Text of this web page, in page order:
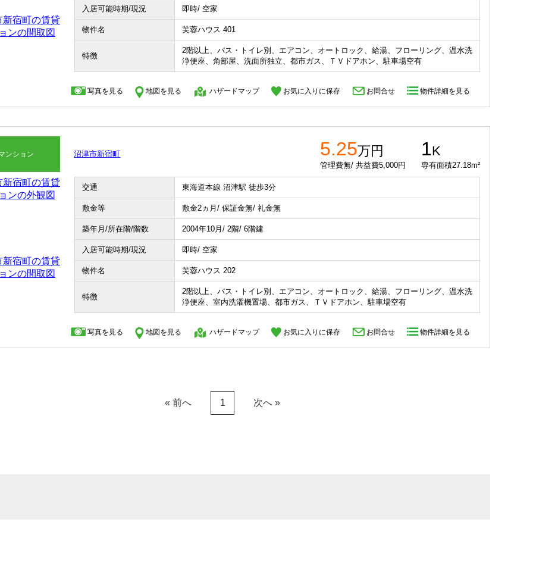
入居可能時期/現況 即時/ 空家
物件名 芙蓉ハウス 401
特徴
2階以上、バス・トイレ別、エアコン、オートロック、給湯、フローリング、温水洗
浄便座、角部屋、洗面所独立、都市ガス、ＴＶドアホン、駐車場空有
写真を見る 地図を見る ハザードマップ お気に入りに保存 お問合せ 物件詳細を見る
ンション 沼津市新宿町 5.25万円
管理費無/ 共益費5,000円
1K
専有面積27.18m²
交通 東海道本線 沼津駅 徒歩3分
敷金等 敷金2ヵ月/ 保証金無/ 礼金無
築年月/所在階/階数 2004年10月/ 2階/ 6階建
入居可能時期/現況 即時/ 空家
物件名 芙蓉ハウス 202
特徴
2階以上、バス・トイレ別、エアコン、オートロック、給湯、フローリング、温水洗
浄便座、室内洗濯機置場、都市ガス、ＴＶドアホン、駐車場空有
写真を見る 地図を見る ハザードマップ お気に入りに保存 お問合せ 物件詳細を見る
« 前へ 1 次へ »